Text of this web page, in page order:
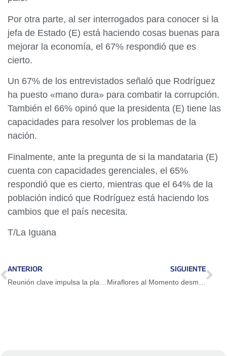
Por otra parte, al ser interrogados para conocer si la
jefa de Estado (E) está haciendo cosas buenas para
mejorar la economía, el 67% respondió que es
cierto.
Un 67% de los entrevistados señaló que Rodríguez
ha puesto «mano dura» para combatir la corrupción.
También el 66% opinó que la presidenta (E) tiene las
capacidades para resolver los problemas de la
nación.
Finalmente, ante la pregunta de si la mandataria (E)
cuenta con capacidades gerenciales, el 65%
respondió que es cierto, mientras que el 64% de la
población indicó que Rodríguez está haciendo los
cambios que el país necesita.
T/La Iguana
ANTERIOR
Reunión clave impulsa la planificación de la Zafra de Bauxita 2026 en industrias básicas
SIGUIENTE
Miraflores al Momento desmiente publicación falsa atribuida a EVTV